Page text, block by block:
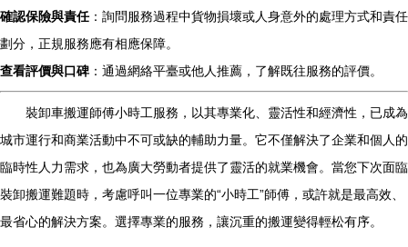
確認保險與責任：詢問服務過程中貨物損壞或人身意外的處理方式和責任
劃分，正規服務應有相應保障。
查看評價與口碑 ：通過網絡平臺或他人推薦，了解既往服務的評價。
裝卸車搬運師傅小時工服務，以其專業化、靈活性和經濟性，已成為
城市運行和商業活動中不可或缺的輔助力量。它不僅解決了企業和個人的
臨時性人力需求，也為廣大勞動者提供了靈活的就業機會。當您下次面臨
裝卸搬運難題時，考慮呼叫一位專業的“小時工”師傅，或許就是最高效、
最省心的解決方案。選擇專業的服務，讓沉重的搬運變得輕松有序。